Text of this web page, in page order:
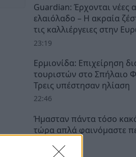
Guardian: Έρχονται νέες
ελαιόλαδο – Η ακραία
τις καλλιέργειες στην
23:19
Ερμιονίδα: Επιχείρηση
τουριστών στο Σπήλαιο
Τρεις υπέστησαν ηλίαση
22:46
Ήμασταν πάντα τόσο
τώρα απλά φαινόμαστε